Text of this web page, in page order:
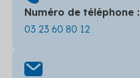
Numéro de téléphone :
03 23 60 80 12